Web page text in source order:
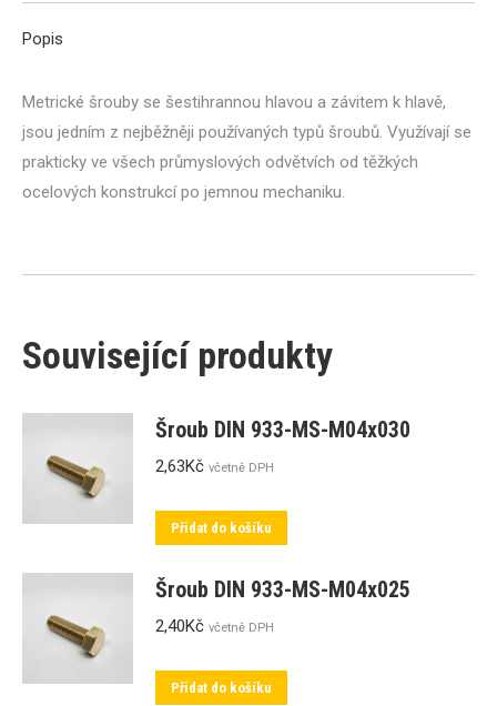
Popis
Metrické šrouby se šestihrannou hlavou a závitem k hlavě,
jsou jedním z nejběžněji používaných typů šroubů. Využívají se
prakticky ve všech průmyslových odvětvích od těžkých
ocelových konstrukcí po jemnou mechaniku.
Související produkty
Šroub DIN 933-MS-M04x030
2,63Kč včetně DPH
Přidat do košíku
Šroub DIN 933-MS-M04x025
2,40Kč včetně DPH
Přidat do košíku